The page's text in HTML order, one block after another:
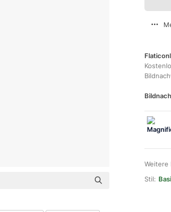
Weitere
Stil: